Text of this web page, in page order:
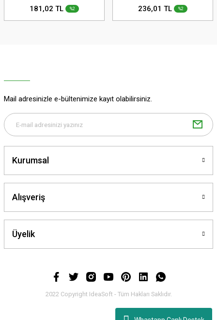
181,02 TL %2 236,01 TL %2
Mail adresinizle e-bültenimize kayıt olabilirsiniz.
Kurumsal
Alışveriş
Üyelik
2022 Copyright IdeaSoft - Tüm Hakları Saklıdır.